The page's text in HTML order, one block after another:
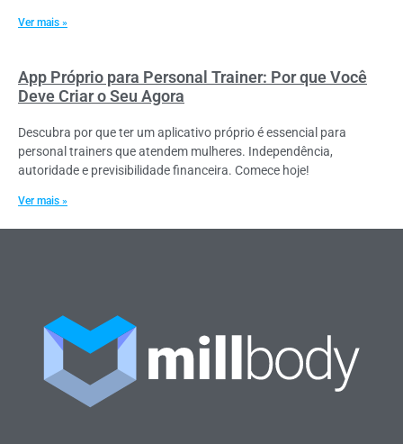
Ver mais »
App Próprio para Personal Trainer: Por que Você
Deve Criar o Seu Agora
Descubra por que ter um aplicativo próprio é essencial para
personal trainers que atendem mulheres. Independência,
autoridade e previsibilidade financeira. Comece hoje!
Ver mais »